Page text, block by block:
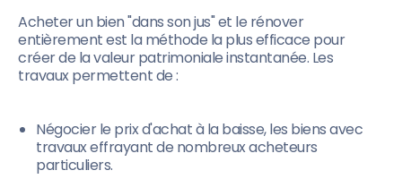
Acheter un bien "dans son jus" et le rénover
entièrement est la méthode la plus efficace pour
créer de la valeur patrimoniale instantanée. Les
travaux permettent de :
Négocier le prix d'achat à la baisse, les biens avec
travaux effrayant de nombreux acheteurs
particuliers.